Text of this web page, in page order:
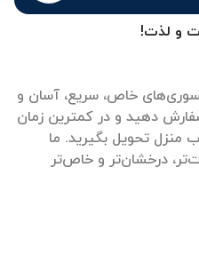
و لذت!
خاص، سریع، آسان و
دهید و در کمترین زمان
منزل تحویل بگیرید. ما
درخشان‌تر و خاص‌تر